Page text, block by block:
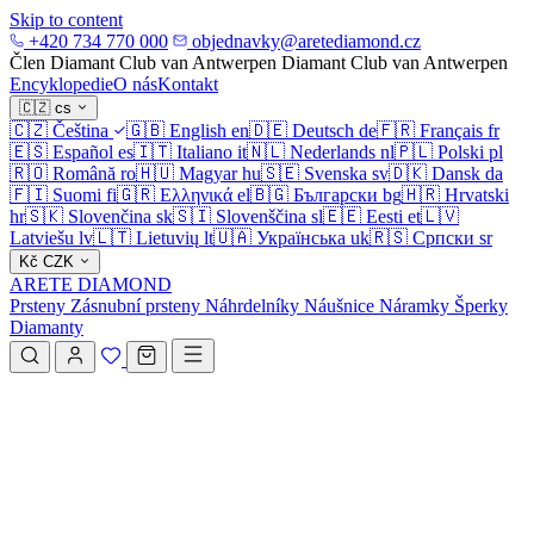
Skip to content
+420 734 770 000
objednavky@aretediamond.cz
Člen Diamant Club van Antwerpen Diamant Club van Antwerpen
EncyklopedieO násKontakt
🇨🇿 cs
🇨🇿 Čeština 🇬🇧 English en🇩🇪 Deutsch de🇫🇷 Français fr
🇪🇸 Español es🇮🇹 Italiano it🇳🇱 Nederlands nl🇵🇱 Polski pl
🇷🇴 Română ro🇭🇺 Magyar hu🇸🇪 Svenska sv🇩🇰 Dansk da
🇫🇮 Suomi fi🇬🇷 Ελληνικά el🇧🇬 Български bg🇭🇷 Hrvatski
hr🇸🇰 Slovenčina sk🇸🇮 Slovenščina sl🇪🇪 Eesti et🇱🇻
Latviešu lv🇱🇹 Lietuvių lt🇺🇦 Українська uk🇷🇸 Српски sr
Kč CZK
ARETE DIAMOND
Prsteny Zásnubní prsteny Náhrdelníky Náušnice Náramky Šperky
Diamanty